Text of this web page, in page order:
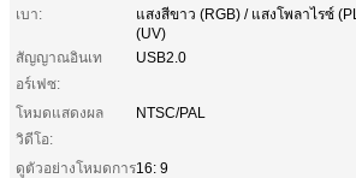
เบา:
แสงสีขาว (RGB) / แสงโพลาไรซ์
(UV)
สัญญาณอินเท
อร์เฟซ:
USB2.0
โหมดแสดงผล
วิดีโอ:
NTSC/PAL
ดูตัวอย่างโหมดการ16: 9